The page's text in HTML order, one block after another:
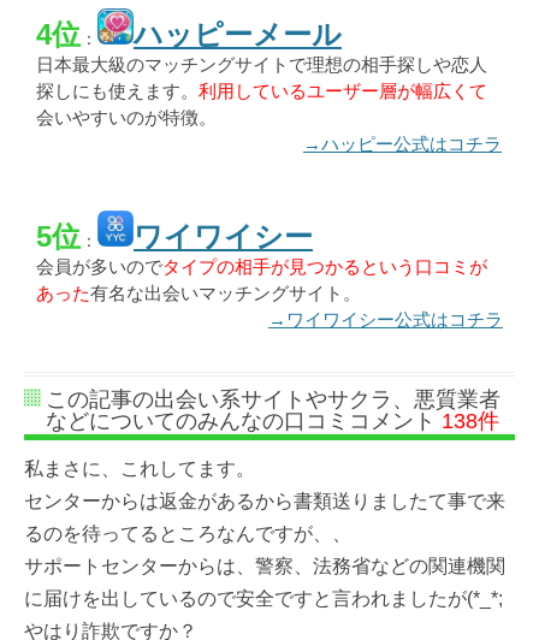
4位： ハッピーメール
日本最大級のマッチングサイトで理想の相手探しや恋人
探しにも使えます。 利用しているユーザー層が幅広くて
会いやすいのが特徴。
→ハッピー公式はコチラ
5位： ワイワイシー
会員が多いのでタイプの相手が見つかるという口コミが
あった有名な出会いマッチングサイト。
→ワイワイシー公式はコチラ
この記事の出会い系サイトやサクラ、悪質業者
などについてのみんなの口コミコメント 138件
私まさに、これしてます。
センターからは返金があるから書類送りましたて事で来
るのを待ってるところなんですが、、
サポートセンターからは、警察、法務省などの関連機関
に届けを出しているので安全ですと言われましたが(*_*;
やはり詐欺ですか？